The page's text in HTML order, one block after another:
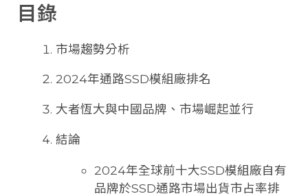
目錄
市場趨勢分析
2024年通路SSD模組廠排名
大者恆大與中國品牌、市場崛起並行
結論
2024年全球前十大SSD模組廠自有
品牌於SSD通路市場出貨市占率排